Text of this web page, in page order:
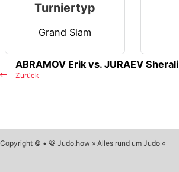
Turniertyp
Grand Slam
Zurück
ABRAMOV Erik vs. JURAEV Sherali
Copyright © • 🥋 Judo.how » Alles rund um Judo «